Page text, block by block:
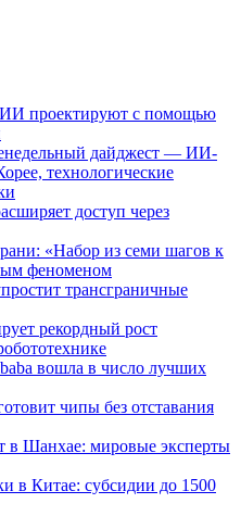
ИИ проектируют с помощью
дайджест — ИИ-
технологические
доступ через
«Набор из семи шагов к
феноменом
трансграничные
рекордный рост
вошла в число лучших
чипы без отставания
в Шанхае: мировые эксперты
в Китае: субсидии до 1500